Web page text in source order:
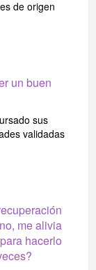
de origen
un buen
sus
validadas
me alivia
hacerlo